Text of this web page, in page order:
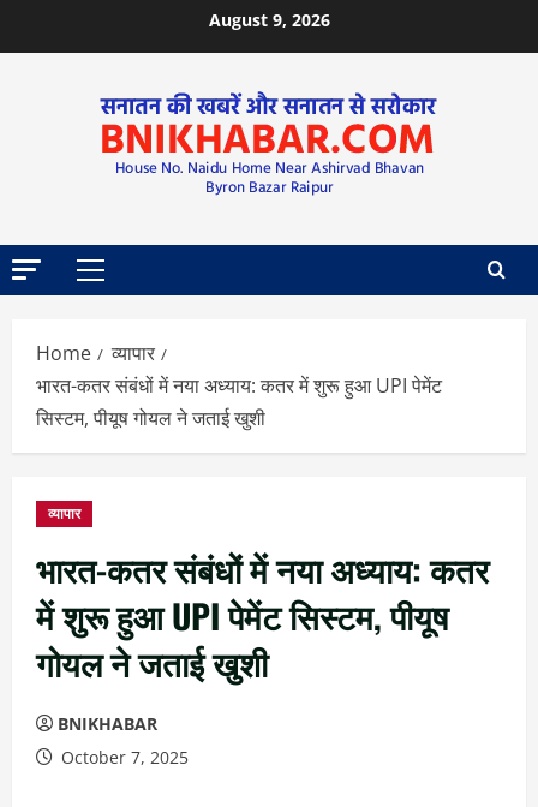
August 9, 2026
Home
व्यापार
भारत-कतर संबंधों में नया अध्याय: कतर में शुरू हुआ UPI पेमेंट
सिस्टम, पीयूष गोयल ने जताई खुशी
व्यापार
भारत-कतर संबंधों में नया अध्याय: कतर
में शुरू हुआ UPI पेमेंट सिस्टम, पीयूष
गोयल ने जताई खुशी
BNIKHABAR
October 7, 2025